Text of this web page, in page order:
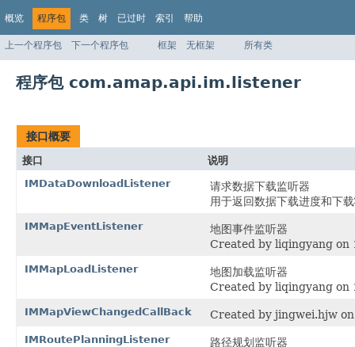
概览 程序包 类 树 已过时 索引 帮助
上一个程序包 下一个程序包 框架 无框架 所有类
程序包 com.amap.api.im.listener
接口概要
接口
说明
IMDataDownloadListener
请求数据下载监听器
用于返回数据下载进度和下
IMMapEventListener
地图事件监听器
Created by liqingyang on
IMMapLoadListener
地图加载监听器
Created by liqingyang on
IMMapViewChangedCallBack Created by jingwei.hjw
IMRoutePlanningListener
路径规划监听器